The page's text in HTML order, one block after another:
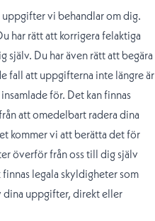
uppgifter vi behandlar om dig.
har rätt att korrigera felaktiga
Du har även rätt att begära
fall att uppgifterna inte längre är
för. Det kan finnas
att omedelbart radera dina
kommer vi att berätta det för
överför från oss till dig själv
legala skyldigheter som
dina uppgifter, direkt eller